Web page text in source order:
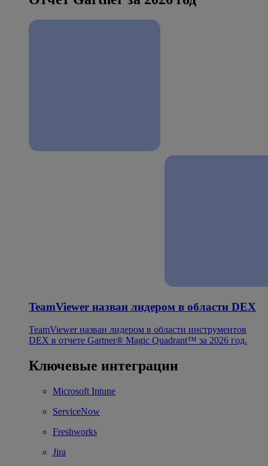
TeamViewer назван лидером в области DEX
TeamViewer назван лидером в области инструментов
DEX в отчете Gartner® Magic Quadrant™ за 2026 год.
Ключевые интеграции
Microsoft Intune
ServiceNow
Freshworks
Jira